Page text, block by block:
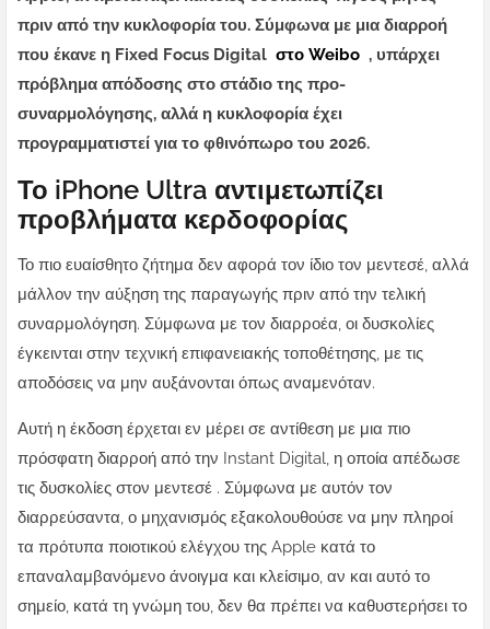
πριν από την κυκλοφορία του. Σύμφωνα με μια διαρροή
που έκανε η Fixed Focus Digital στο Weibo , υπάρχει
πρόβλημα απόδοσης στο στάδιο της προ-
συναρμολόγησης, αλλά η κυκλοφορία έχει
προγραμματιστεί για το φθινόπωρο του 2026.
Το iPhone Ultra αντιμετωπίζει
προβλήματα κερδοφορίας
Το πιο ευαίσθητο ζήτημα δεν αφορά τον ίδιο τον μεντεσέ, αλλά
μάλλον την αύξηση της παραγωγής πριν από την τελική
συναρμολόγηση. Σύμφωνα με τον διαρροέα, οι δυσκολίες
έγκεινται στην τεχνική επιφανειακής τοποθέτησης, με τις
αποδόσεις να μην αυξάνονται όπως αναμενόταν.
Αυτή η έκδοση έρχεται εν μέρει σε αντίθεση με μια πιο
πρόσφατη διαρροή από την Instant Digital, η οποία απέδωσε
τις δυσκολίες στον μεντεσέ . Σύμφωνα με αυτόν τον
διαρρεύσαντα, ο μηχανισμός εξακολουθούσε να μην πληροί
τα πρότυπα ποιοτικού ελέγχου της Apple κατά το
επαναλαμβανόμενο άνοιγμα και κλείσιμο, αν και αυτό το
σημείο, κατά τη γνώμη του, δεν θα πρέπει να καθυστερήσει το